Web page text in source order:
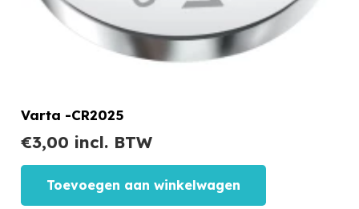
Varta -CR2025
€3,00 incl. BTW
Toevoegen aan winkelwagen